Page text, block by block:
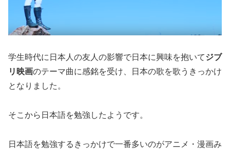
学生時代に日本人の友人の影響で日本に興味を抱いてジブ
リ映画のテーマ曲に感銘を受け、日本の歌を歌うきっかけ
となりました。
そこから日本語を勉強したようです。
日本語を勉強するきっかけで一番多いのがアニメ・漫画み